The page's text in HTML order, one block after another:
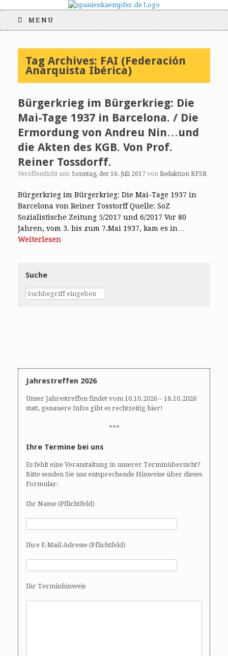
MENU
Tag Archives: FAI (Federación
Anarquista Ibérica)
Bürgerkrieg im Bürgerkrieg: Die
Mai-Tage 1937 in Barcelona. / Die
Ermordung von Andreu Nin…und
die Akten des KGB. Von Prof.
Reiner Tossdorff.
Veröffentlicht am: Sonntag, der 16. Juli 2017 von Redaktion KFSR
Bürgerkrieg im Bürgerkrieg: Die Mai-Tage 1937 in
Barcelona von Reiner Tosstorff Quelle: SoZ
Sozialistische Zeitung 5/2017 und 6/2017 Vor 80
Jahren, vom 3. bis zum 7.Mai 1937, kam es in…
Weiterlesen
Suche
Jahrestreffen 2026
Unser Jahrestreffen findet vom 16.10.2026 – 18.10.2026
statt, genauere Infos gibt es rechtzeitig hier!
***
Ihre Termine bei uns
Es fehlt eine Veranstaltung in unserer Terminübersicht?
Bitte senden Sie uns entsprechende Hinweise über dieses
Formular:
Ihr Name (Pflichtfeld)
Ihre E-Mail-Adresse (Pflichtfeld)
Ihr Terminhinweis